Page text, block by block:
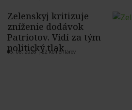
Zelenskyj kritizuje
zníženie dodávok
Patriotov. Vidí za tým
politický tlak
05. 08. 2026 |22 komentárov